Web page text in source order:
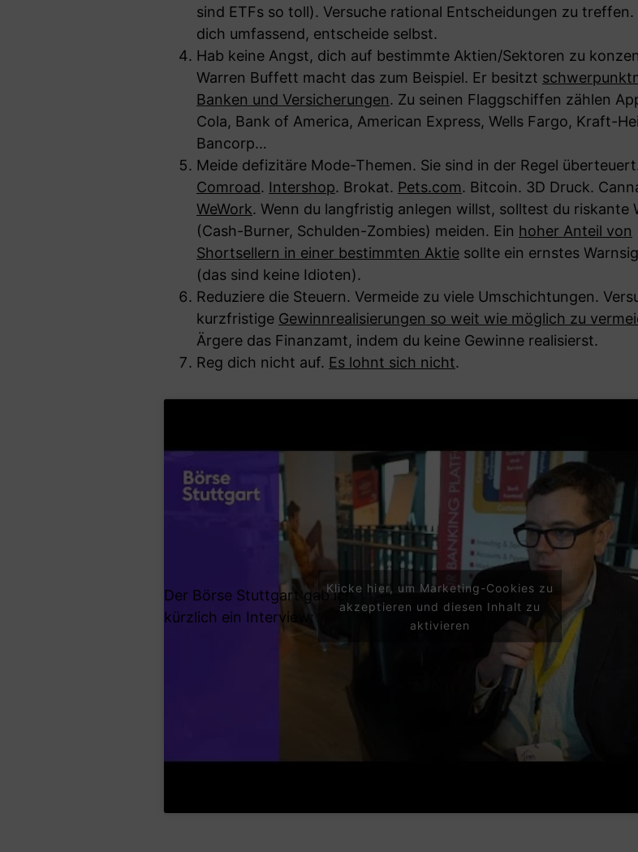
sind ETFs so toll). Versuche rational Entscheidungen zu
dich umfassend, entscheide selbst.
Hab keine Angst, dich auf bestimmte Aktien/Sektoren zu
Warren Buffett macht das zum Beispiel. Er besitzt
Banken und Versicherungen. Zu seinen Flaggschiffen zählen
Cola, Bank of America, American Express, Wells Fargo, Kraft-
Bancorp…
Meide defizitäre Mode-Themen. Sie sind in der Regel
Comroad. Intershop. Brokat. Pets.com. Bitcoin. 3D Druck.
WeWork. Wenn du langfristig anlegen willst, solltest du riskante
(Cash-Burner, Schulden-Zombies) meiden. Ein hoher Anteil von
Shortsellern in einer bestimmten Aktie sollte ein ernstes
(das sind keine Idioten).
Reduziere die Steuern. Vermeide zu viele Umschichtungen.
kurzfristige Gewinnrealisierungen so weit wie möglich zu
Ärgere das Finanzamt, indem du keine Gewinne realisierst.
Reg dich nicht auf. Es lohnt sich nicht.
Der Börse Stuttgart gab ich
kürzlich ein Interview:
Klicke hier, um Marketing-Cookies zu
akzeptieren und diesen Inhalt zu
aktivieren